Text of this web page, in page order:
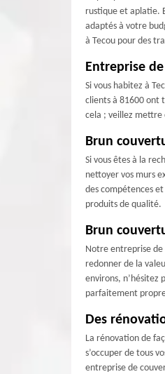
rustique et aplatie.
adaptés à votre
à Tecou pour des
Entreprise
Si vous habitez à
clients à 81600 ont
cela ; veillez mettre
Brun
Si vous êtes à la
nettoyer vos murs
des compétences
produits de qualité.
Brun
Notre entreprise de
redonner de la
environs, n’hésitez
parfaitement
Des
La rénovation de
s’occuper de tous
entreprise de